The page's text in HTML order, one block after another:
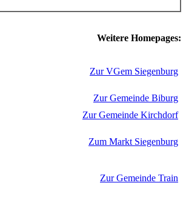
Weitere Homepages:
Zur VGem Siegenburg
Zur Gemeinde Biburg
Zur Gemeinde Kirchdorf
Zum Markt Siegenburg
Zur Gemeinde Train